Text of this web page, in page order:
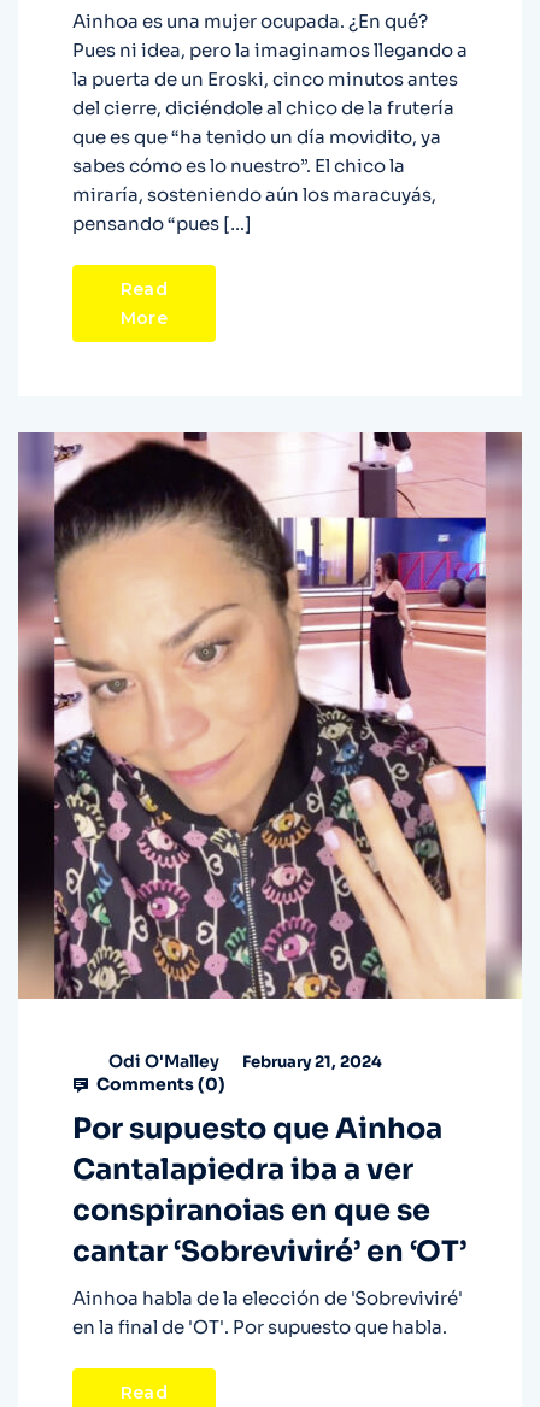
Ainhoa es una mujer ocupada. ¿En qué?
Pues ni idea, pero la imaginamos llegando a
la puerta de un Eroski, cinco minutos antes
del cierre, diciéndole al chico de la frutería
que es que “ha tenido un día movidito, ya
sabes cómo es lo nuestro”. El chico la
miraría, sosteniendo aún los maracuyás,
pensando “pues […]
Read
More
Odi O'Malley February 21, 2024
Comments (0)
Por supuesto que Ainhoa
Cantalapiedra iba a ver
conspiranoias en que se
cantar ‘Sobreviviré’ en ‘OT’
Ainhoa habla de la elección de 'Sobreviviré'
en la final de 'OT'. Por supuesto que habla.
Read